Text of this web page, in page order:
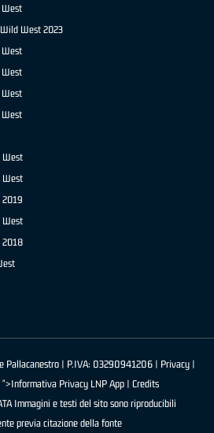
West
West 2023
West
West
West
West
West
West
2019
West
2018
Pallacanestro | P.IVA: 03290941206 | Privacy|
">Informativa Privacy LNP App | Credits
Immagini e testi del sito sono riproducibili
previa citazione della fonte